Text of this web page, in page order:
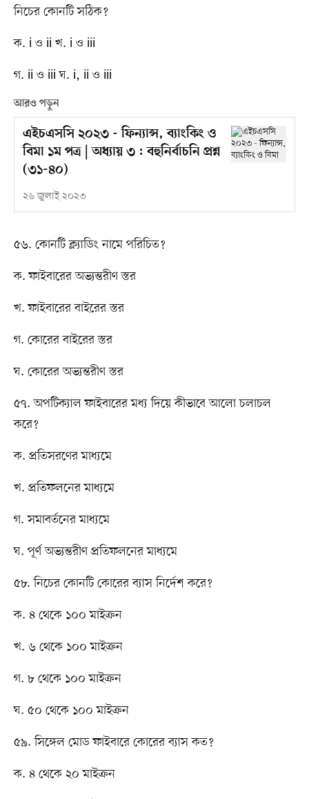
নিচের কোনটি সঠিক?
ক. i ও ii খ. i ও iii
গ. ii ও iii ঘ. i, ii ও iii
আরও পড়ুন
এইচএসসি ২০২৩ - ফিন্যান্স, ব্যাংকিং ও
বিমা ১ম পত্র | অধ্যায় ৩ : বহুনির্বাচনি প্রশ্ন
(৩১-৪০)
২৬ জুলাই ২০২৩
৫৬. কোনটি ক্ল্যাডিং নামে পরিচিত?
ক. ফাইবারের অভ্যন্তরীণ স্তর
খ. ফাইবারের বাইরের স্তর
গ. কোরের বাইরের স্তর
ঘ. কোরের অভ্যন্তরীণ স্তর
৫৭. অপটিক্যাল ফাইবারের মধ্য দিয়ে কীভাবে আলো চলাচল
করে?
ক. প্রতিসরণের মাধ্যমে
খ. প্রতিফলনের মাধ্যমে
গ. সমাবর্তনের মাধ্যমে
ঘ. পূর্ণ অভ্যন্তরীণ প্রতিফলনের মাধ্যমে
৫৮. নিচের কোনটি কোরের ব্যাস নির্দেশ করে?
ক. ৪ থেকে ১০০ মাইক্রন
খ. ৬ থেকে ১০০ মাইক্রন
গ. ৮ থেকে ১০০ মাইক্রন
ঘ. ৫০ থেকে ১০০ মাইক্রন
৫৯. সিঙ্গেল মোড ফাইবারে কোরের ব্যাস কত?
ক. ৪ থেকে ২০ মাইক্রন